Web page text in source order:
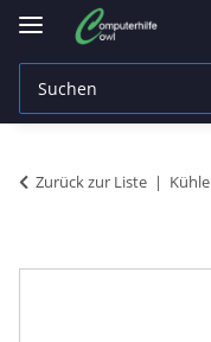
Zurück zur Liste